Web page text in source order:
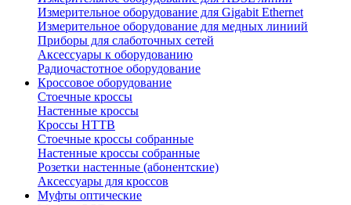
Измерительное оборудование для Gigabit Ethernet
Измерительное оборудование для медных линиий
Приборы для слаботочных сетей
Аксессуары к оборудованию
Радиочастотное оборудование
Кроссовое оборудование
Стоечные кроссы
Настенные кроссы
Кроссы HTTB
Стоечные кроссы собранные
Настенные кроссы собранные
Розетки настенные (абонентские)
Аксессуары для кроссов
Муфты оптические